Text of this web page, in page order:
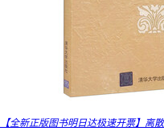
【全新正版图书明日达极速开票】离